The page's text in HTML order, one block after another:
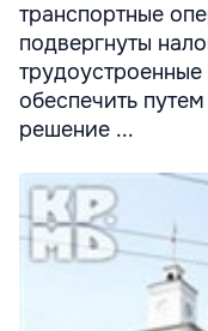
транспортные
подвергнуты
обеспечить
решение ...